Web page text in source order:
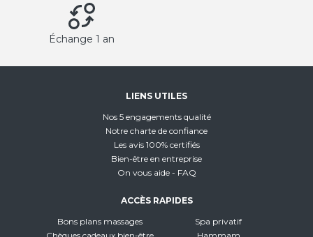
Échange 1 an
LIENS UTILES
Nos 5 engagements qualité
Notre charte de confiance
Les avis 100% certifiés
Bien-être en entreprise
On vous aide - FAQ
ACCÈS RAPIDES
Bons plans massages
Spa privatif